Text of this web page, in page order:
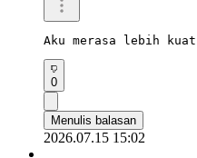
Aku merasa lebih
0
Menulis balasan
2026.07.15 15:02